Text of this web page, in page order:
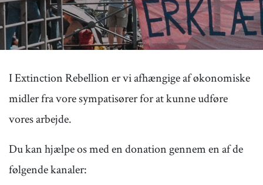
I Extinction Rebellion er vi afhængige af økonomiske
midler fra vore sympatisører for at kunne udføre
vores arbejde.
Du kan hjælpe os med en donation gennem en af de
følgende kanaler: